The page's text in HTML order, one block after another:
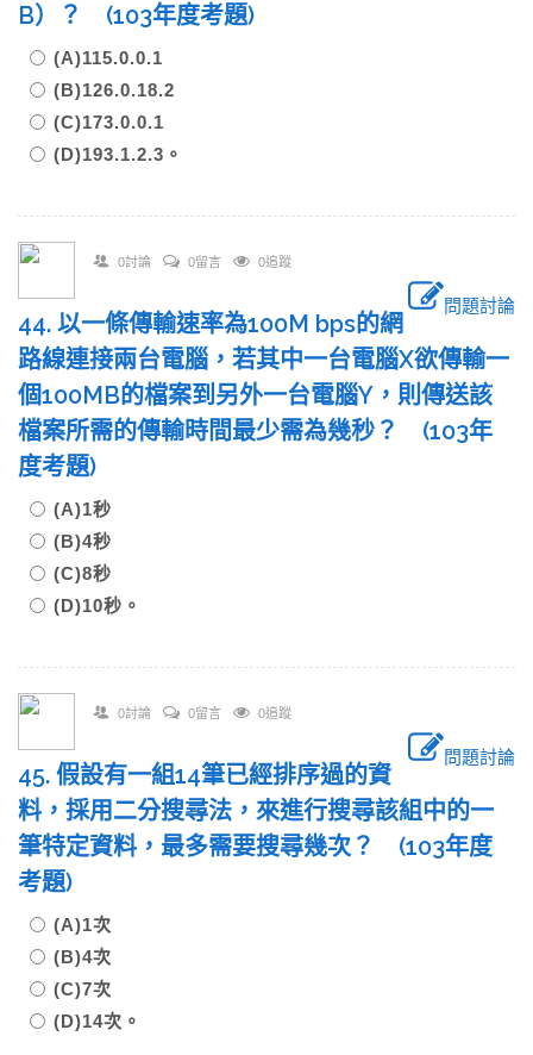
B）？ (103年度考題)
(A)115.0.0.1
(B)126.0.18.2
(C)173.0.0.1
(D)193.1.2.3。
0討論 0留言 0追蹤
問題討論
44. 以一條傳輸速率為100M bps的網
路線連接兩台電腦，若其中一台電腦X欲傳輸一
個100MB的檔案到另外一台電腦Y，則傳送該
檔案所需的傳輸時間最少需為幾秒？ (103年
度考題)
(A)1秒
(B)4秒
(C)8秒
(D)10秒。
0討論 0留言 0追蹤
問題討論
45. 假設有一組14筆已經排序過的資
料，採用二分搜尋法，來進行搜尋該組中的一
筆特定資料，最多需要搜尋幾次？ (103年度
考題)
(A)1次
(B)4次
(C)7次
(D)14次。